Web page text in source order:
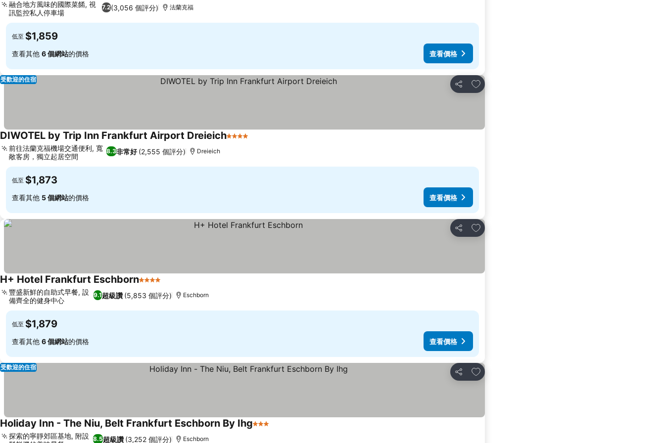
7.2(3,056 個評分)
融合地方風味的國際菜餚, 視
訊監控私人停車場
法蘭克福
低至 $1,859
查看其他 6 個網站的價格 查看價格
分享
加入我的最愛
受歡迎的住宿
DIWOTEL by Trip Inn Frankfurt Airport Dreieich4 星級
8.3非常好 (2,555 個評分)
前往法蘭克福機場交通便利, 寬
敞客房，獨立起居空間
Dreieich
低至 $1,873
查看其他 5 個網站的價格 查看價格
分享
加入我的最愛
H+ Hotel Frankfurt Eschborn4 星級
9.1超級讚 (5,853 個評分)
豐盛新鮮的自助式早餐, 設
備齊全的健身中心
Eschborn
低至 $1,879
查看其他 6 個網站的價格 查看價格
分享
加入我的最愛
受歡迎的住宿
Holiday Inn - The Niu, Belt Frankfurt Eschborn By Ihg3 星級
8.5超級讚 (3,252 個評分)
探索的寧靜郊區基地, 附設
Eschborn